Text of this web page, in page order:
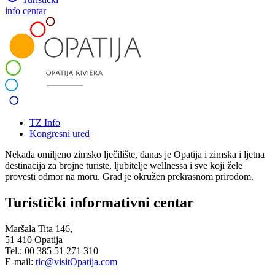
info centar
TZ Info
Kongresni ured
Nekada omiljeno zimsko lječilište, danas je Opatija i zimska i ljetna
destinacija za brojne turiste, ljubitelje wellnessa i sve koji žele
provesti odmor na moru. Grad je okružen prekrasnom prirodom.
Turistički informativni centar
Maršala Tita 146,
51 410 Opatija
Tel.: 00 385 51 271 310
E-mail: tic@visitOpatija.com